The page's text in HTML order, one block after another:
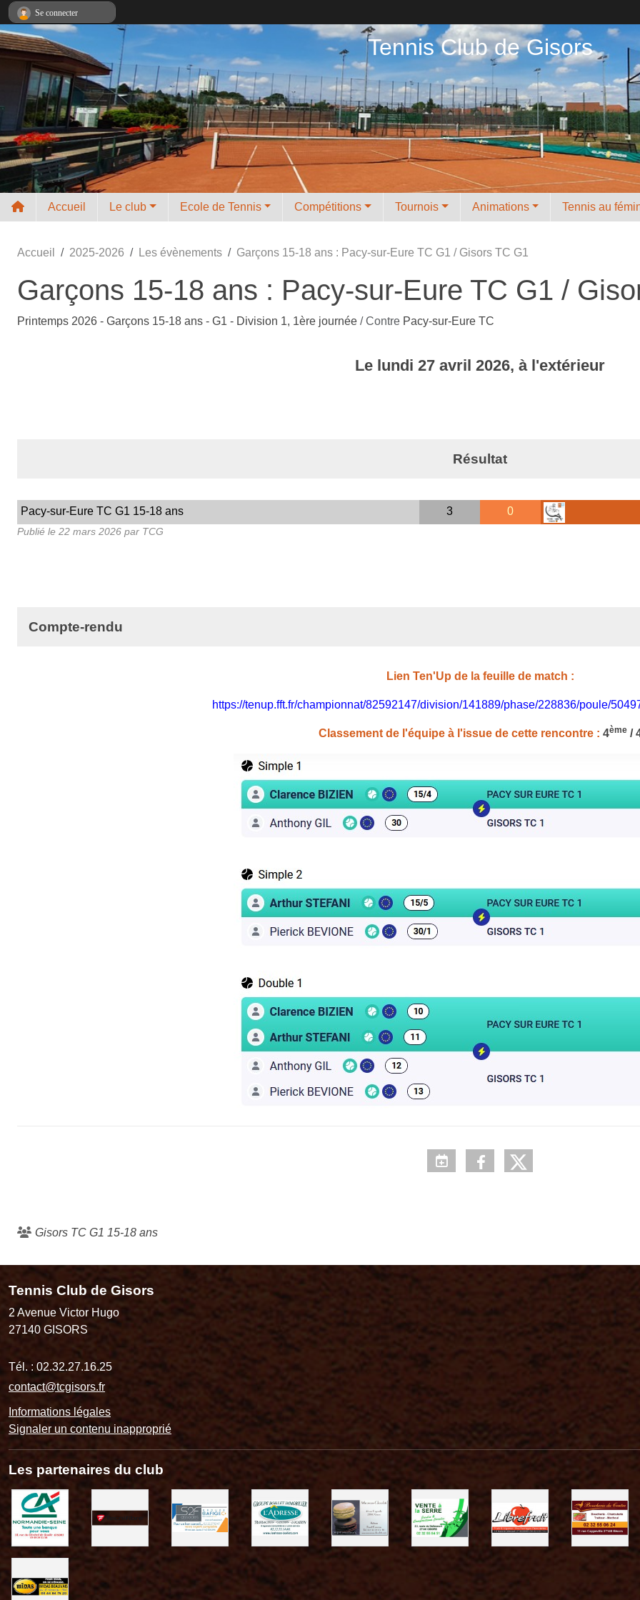
Tennis Club de Gisors
Accueil Le club Ecole de Tennis Compétitions Tournois Animations Tennis au
Accueil 2025-2026 Les évènements Garçons 15-18 ans : Pacy-sur-Eure TC G1 / Gisors TC G1
Garçons 15-18 ans : Pacy-sur-Eure TC G1 /
Printemps 2026 - Garçons 15-18 ans - G1 - Division 1, 1ère journée / Contre Pacy-sur-Eure TC
Le lundi 27 avril 2026, à l'extérieur
Résultat
Pacy-sur-Eure TC G1 15-18 ans 3 0
Publié le 22 mars 2026 par TCG
Compte-rendu
Lien Ten'Up de la feuille de match :
https://tenup.fft.fr/championnat/82592147/division/141889/phase/228836/poule/
Classement de l'équipe à l'issue de cette rencontre : 4ème/
Gisors TC G1 15-18 ans
Tennis Club de Gisors
2 Avenue Victor Hugo
27140 GISORS
Tél. : 02.32.27.16.25
contact@tcgisors.fr
Informations légales
Signaler un contenu inapproprié
Les partenaires du club
Se connecter
Panneau de gestion des cookies